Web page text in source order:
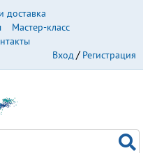
доставка
Мастер-класс
Вход
Регистрация